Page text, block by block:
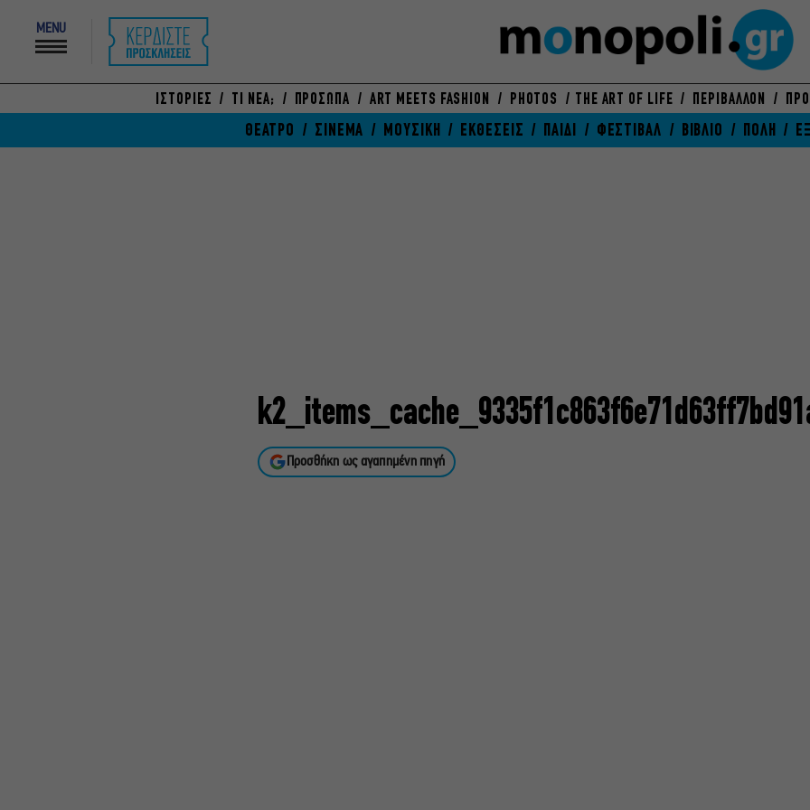
MENU
ΙΣΤΟΡΙΕΣ ΤΙ ΝΕΑ; ΠΡΟΣΩΠΑ ART MEETS FASHION PHOTOS THE ART OF LIFE ΠΕΡΙΒΑΛΛΟΝ
ΘΕΑΤΡΟ ΣΙΝΕΜΑ ΜΟΥΣΙΚΗ ΕΚΘΕΣΕΙΣ ΠΑΙΔΙ ΦΕΣΤΙΒΑΛ ΒΙΒΛΙΟ ΠΟΛΗ
Προσθήκη ως αγαπημένη πηγή